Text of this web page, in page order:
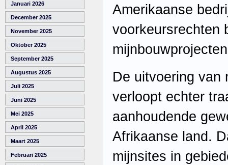
Januari 2026
December 2025
November 2025
Oktober 2025
September 2025
Augustus 2025
Juli 2025
Juni 2025
Mei 2025
April 2025
Maart 2025
Februari 2025
Amerikaanse
voorkeursrechten
De uitvoering van
verloopt echter
aanhoudende
Afrikaanse land.
mijnsites in